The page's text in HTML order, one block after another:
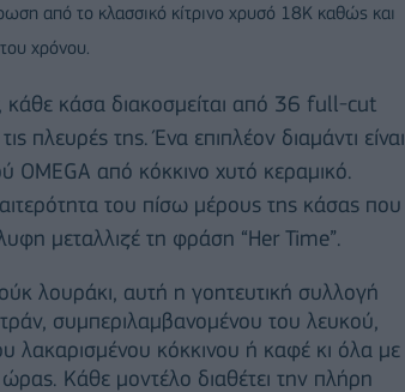
από το κλασσικό κίτρινο χρυσό 18Κ καθώς και
χρόνου.
κάθε κάσα διακοσμείται από 36 full-cut
πλευρές της. Ένα επιπλέον διαμάντι είναι
από κόκκινο χυτό κεραμικό.
του πίσω μέρους της κάσας που
μεταλλιζέ τη φράση “Her Time”.
λουράκι, αυτή η γοητευτική συλλογή
συμπεριλαμβανομένου του λευκού,
λακαρισμένου κόκκινου ή καφέ κι όλα με
Κάθε μοντέλο διαθέτει την πλήρη